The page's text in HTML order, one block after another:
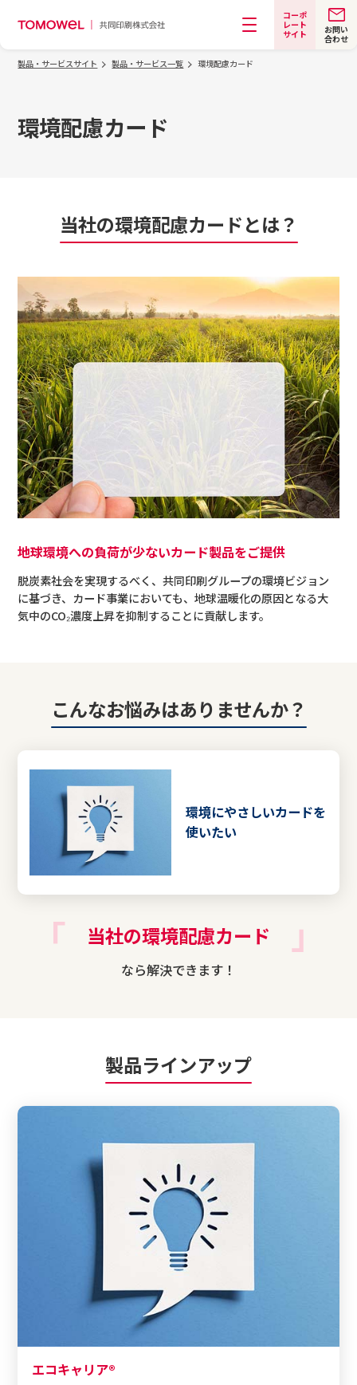
コーポ
レート
サイト
お問い
合わせ
製品・サービスサイト 製品・サービス一覧 環境配慮カード
環境配慮カード
当社の環境配慮カードとは？
地球環境への負荷が少ないカード製品をご提供
脱炭素社会を実現するべく、共同印刷グループの環境ビジョン
に基づき、カード事業においても、地球温暖化の原因となる大
気中のCO₂濃度上昇を抑制することに貢献します。
こんなお悩みはありませんか？
環境にやさしいカードを
使いたい
当社の環境配慮カード
なら解決できます！
製品ラインアップ
エコキャリア®